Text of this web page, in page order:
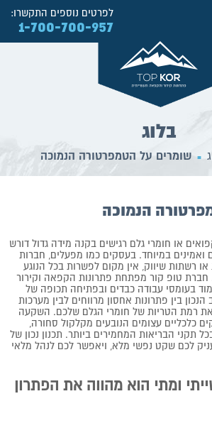
לפרטים נוספים התקשרו:
1-700-700-957
בלוג
■ שומרים על הטמפרטורה הנמוכה
הנמוכה
או חומרי גלם רגישים בקנה מידה גדול דורש
ואמינים במיוחד. בעסקים כמו מפעלים, חברות
או רשתות שיווק, אין מקום לפשרות בכל הנוגע
חברת טופ קור מפתחת פתרונות הקפאה וקירור
בעומסי עבודה כבדים ובפתיחה תכופה של
בין פתרונות אחסון מרווחים לבין מערכות
רמת הטריות של חומרי הגלם שלכם. השקעה
כלכליים עצומים הנובעים מקלקול סחורה,
תקני הבריאות המחמירים ביותר. תכנון נכון של
לכם שקט נפשי מלא, ויאפשר לכם לנהל מלאי
ומתי הוא מהווה את הפתרון